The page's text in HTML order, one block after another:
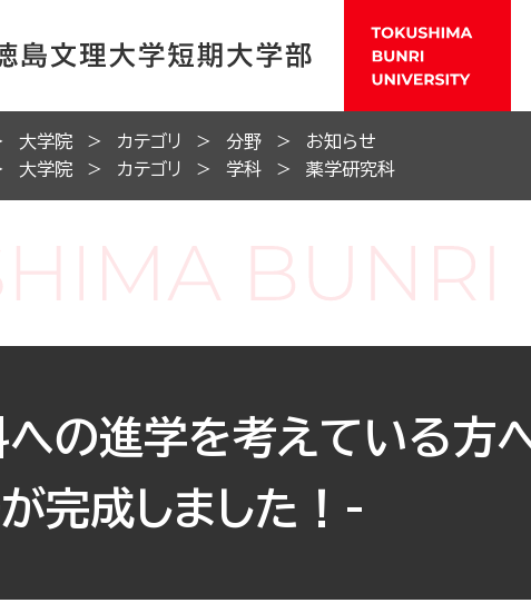
大学院 カテゴリ 分野
お知らせ
大学院 カテゴリ 学科 薬学研究科
の進学を考えている方
完成しました！-